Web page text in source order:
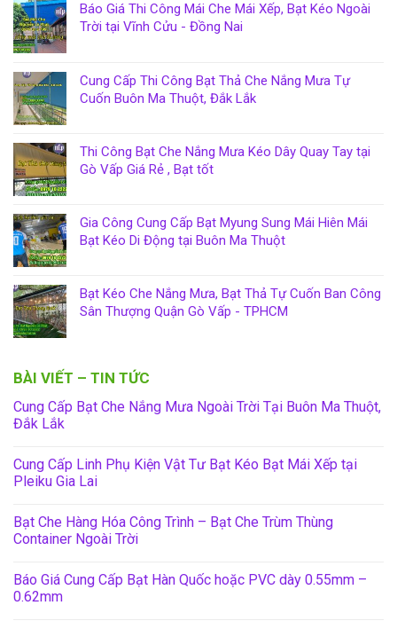
Báo Giá Thi Công Mái Che Mái Xếp, Bạt Kéo Ngoài
Trời tại Vĩnh Cửu - Đồng Nai
Cung Cấp Thi Công Bạt Thả Che Nắng Mưa Tự
Cuốn Buôn Ma Thuột, Đắk Lắk
Thi Công Bạt Che Nắng Mưa Kéo Dây Quay Tay tại
Gò Vấp Giá Rẻ , Bạt tốt
Gia Công Cung Cấp Bạt Myung Sung Mái Hiên Mái
Bạt Kéo Di Động tại Buôn Ma Thuột
Bạt Kéo Che Nắng Mưa, Bạt Thả Tự Cuốn Ban Công
Sân Thượng Quận Gò Vấp - TPHCM
BÀI VIẾT – TIN TỨC
Cung Cấp Bạt Che Nắng Mưa Ngoài Trời Tại Buôn Ma Thuột,
Đắk Lắk
Cung Cấp Linh Phụ Kiện Vật Tư Bạt Kéo Bạt Mái Xếp tại
Pleiku Gia Lai
Bạt Che Hàng Hóa Công Trình – Bạt Che Trùm Thùng
Container Ngoài Trời
Báo Giá Cung Cấp Bạt Hàn Quốc hoặc PVC dày 0.55mm –
0.62mm